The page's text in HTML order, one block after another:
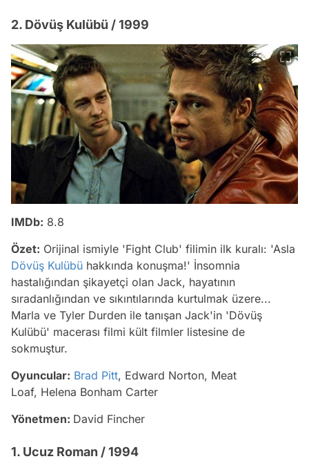
2. Dövüş Kulübü / 1999
IMDb: 8.8
Özet: Orijinal ismiyle 'Fight Club' filimin ilk kuralı: 'Asla
Dövüş Kulübü hakkında konuşma!' İnsomnia
hastalığından şikayetçi olan Jack, hayatının
sıradanlığından ve sıkıntılarında kurtulmak üzere...
Marla ve Tyler Durden ile tanışan Jack'in 'Dövüş
Kulübü' macerası filmi kült filmler listesine de
sokmuştur.
Oyuncular: Brad Pitt, Edward Norton, Meat
Loaf, Helena Bonham Carter
Yönetmen: David Fincher
1. Ucuz Roman / 1994